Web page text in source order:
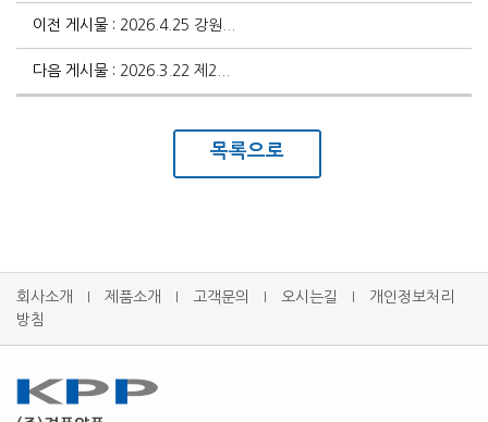
이전 게시물 : 2026.4.25 강원...
다음 게시물 : 2026.3.22 제2...
목록으로
회사소개 제품소개 고객문의 오시는길
개인정보처리
방침